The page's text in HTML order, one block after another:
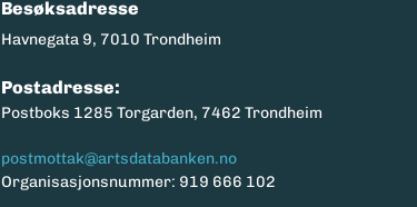
Besøksadresse
Havnegata 9, 7010 Trondheim
Postadresse:
Postboks 1285 Torgarden, 7462 Trondheim
postmottak@artsdatabanken.no
Organisasjonsnummer: 919 666 102